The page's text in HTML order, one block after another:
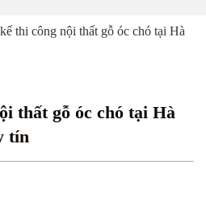
thi công nội thất gỗ óc chó tại Hà
thất gỗ óc chó tại Hà
tín